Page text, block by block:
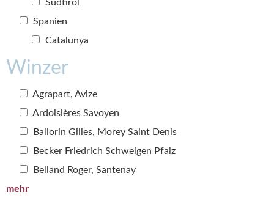
Südtirol
Spanien
Catalunya
Winzer
Agrapart, Avize
Ardoisières Savoyen
Ballorin Gilles, Morey Saint Denis
Becker Friedrich Schweigen Pfalz
Belland Roger, Santenay
mehr